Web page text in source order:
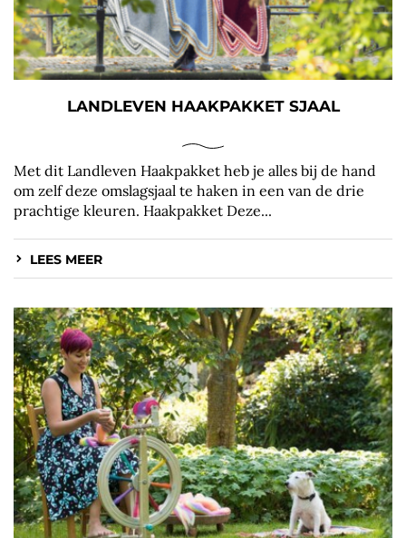
LANDLEVEN HAAKPAKKET SJAAL
Met dit Landleven Haakpakket heb je alles bij de hand
om zelf deze omslagsjaal te haken in een van de drie
prachtige kleuren. Haakpakket Deze...
LEES MEER